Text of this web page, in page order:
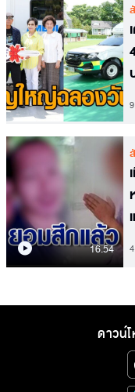
16.54
ดาวน์